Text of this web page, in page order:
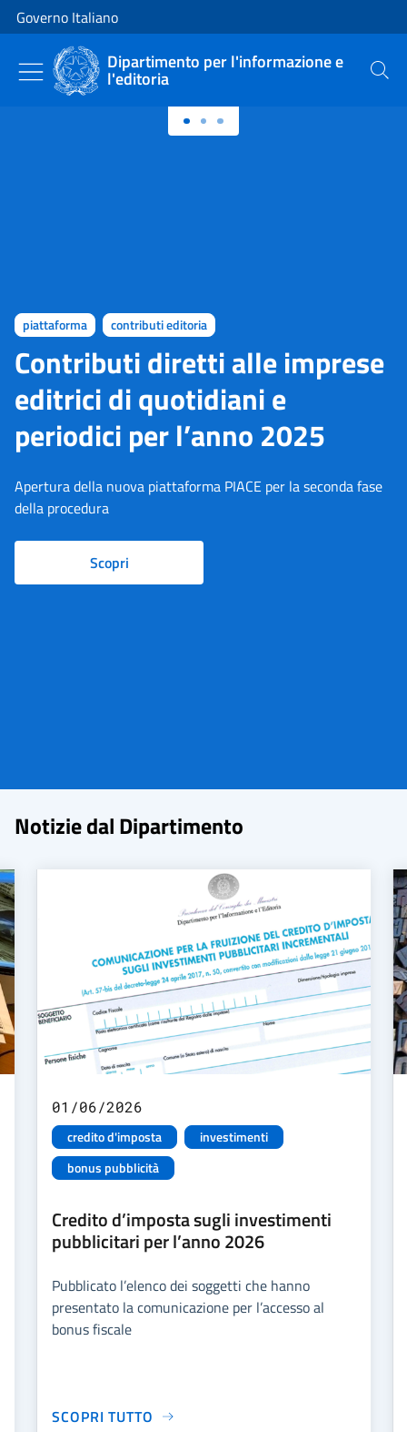
Vai al contenuto
Vai alla navigazione del sito
Governo Italiano
Dipartimento per l'informazione e
l'editoria Cerca
piattaforma contributi editoria
Contributi diretti alle imprese
editrici di quotidiani e
periodici per l’anno 2025
Apertura della nuova piattaforma PIACE per la seconda fase
della procedura
Scopri
Notizie dal Dipartimento
credito d'imposta
investimenti
bonus pubblicità
01/06/2026
Credito d’imposta sugli investimenti
pubblicitari per l’anno 2026
Pubblicato l’elenco dei soggetti che hanno
presentato la comunicazione per l’accesso al
bonus fiscale
SCOPRI TUTTO